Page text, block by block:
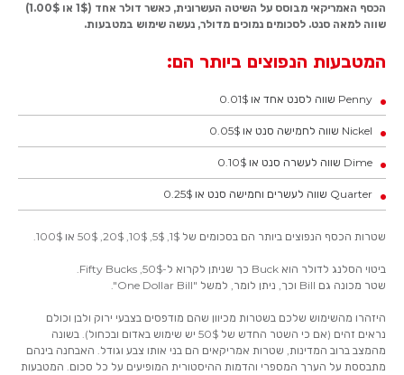
הכסף האמריקאי מבוסס על השיטה העשרונית, כאשר דולר אחד (1$ או 1.00$)
שווה למאה סנט. לסכומים נמוכים מדולר, נעשה שימוש במטבעות.
המטבעות הנפוצים ביותר הם:
Penny שווה לסנט אחד או 0.01$
Nickel שווה לחמישה סנט או 0.05$
Dime שווה לעשרה סנט או 0.10$
Quarter שווה לעשרים וחמישה סנט או 0.25$
שטרות הכסף הנפוצים ביותר הם בסכומים של 1$, 5$, 10$, 20$, 50$ או 100$.
ביטוי הסלנג לדולר הוא Buck כך שניתן לקרוא ל-50$, Fifty Bucks.
שטר מכונה גם Bill וכך, ניתן לומר, למשל "One Dollar Bill".
היזהרו מהשימוש שלכם בשטרות מכיוון שהם מודפסים בצבעי ירוק ולבן וכולם
נראים זהים (אם כי השטר החדש של 50$ יש שימוש באדום ובכחול). בשונה
מהמצב ברוב המדינות, שטרות אמריקאים הם בני אותו צבע וגודל. האבחנה בינהם
מתבססת על הערך המספרי והדמות ההיסטורית המופיעים על כל סכום. המטבעות